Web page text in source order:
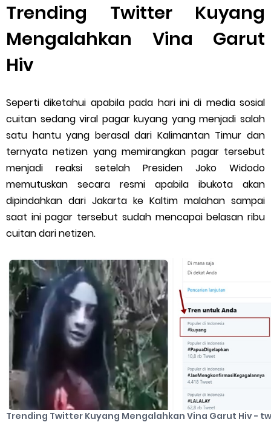
DNS Server Gojek Driver Terbaru 2026: Panduan Lengkap DNS
Server Gojek Terbaru dan IP Server GoPartner Gojek
Contoh Penerapan, hingga Masa Depannya
Friday, 7 August
Trending Twitter Kuyang
Mengalahkan Vina Garut
Hiv
Seperti diketahui apabila pada hari ini di media sosial
cuitan sedang viral pagar kuyang yang menjadi salah
satu hantu yang berasal dari Kalimantan Timur dan
ternyata netizen yang memirangkan pagar tersebut
menjadi reaksi setelah Presiden Joko Widodo
memutuskan secara resmi apabila ibukota akan
dipindahkan dari Jakarta ke Kaltim malahan sampai
saat ini pagar tersebut sudah mencapai belasan ribu
cuitan dari netizen.
Trending Twitter Kuyang Mengalahkan Vina Garut Hiv -